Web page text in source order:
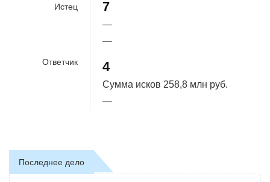
Истец
Ответчик
7
—
—
4
Сумма исков 258,8 млн руб.
—
Последнее дело